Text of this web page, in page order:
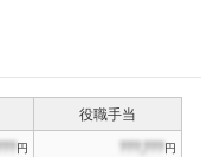
役職手当
円 ???,???円